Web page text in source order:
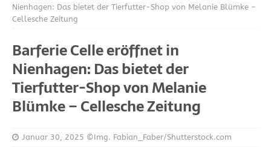
Nienhagen: Das bietet der Tierfutter-Shop von Melanie Blümke –
Cellesche Zeitung
Barferie Celle eröffnet in
Nienhagen: Das bietet der
Tierfutter-Shop von Melanie
Blümke – Cellesche Zeitung
Januar 30, 2025 ©Img. Fabian_Faber/Shutterstock.com